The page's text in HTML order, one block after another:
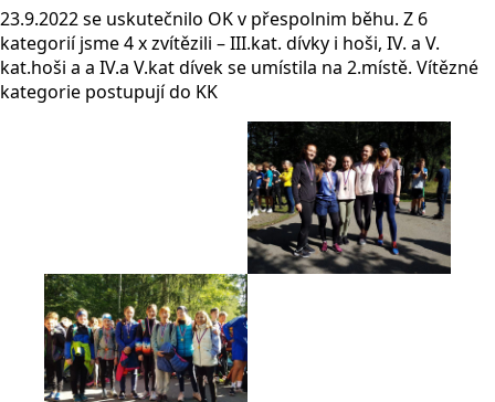
23.9.2022 se uskutečnilo OK v přespolnim běhu. Z 6
kategorií jsme 4 x zvítězili – III.kat. dívky i hoši, IV. a V.
kat.hoši a a IV.a V.kat dívek se umístila na 2.místě. Vítězné
kategorie postupují do KK